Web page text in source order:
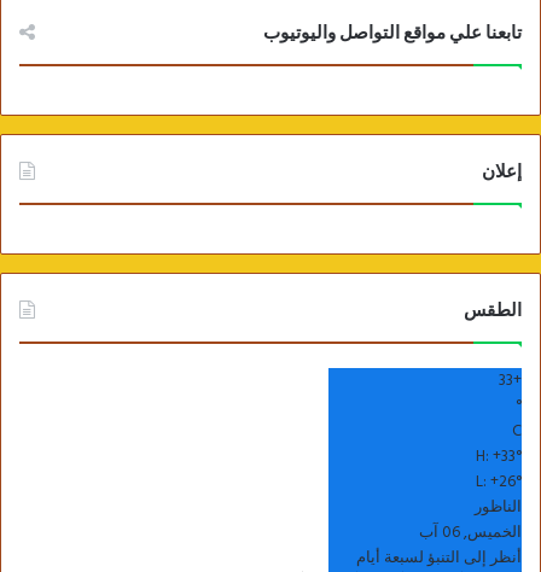
تابعنا علي مواقع التواصل واليوتيوب
إعلان
الطقس
+
33
°
C
H:+33°
L:+26°
الناظور
الخميس, 06 آب
أنظر إلى التنبؤ لسبعة أيام